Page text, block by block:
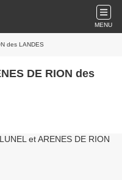
MENU
des LANDES
DE RION des